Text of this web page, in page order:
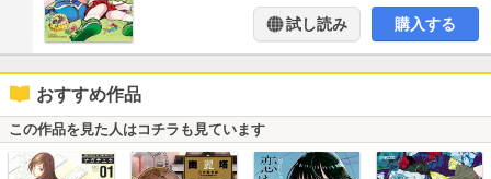
試し読み 購入する
おすすめ作品
この作品を見た人はコチラも見ています